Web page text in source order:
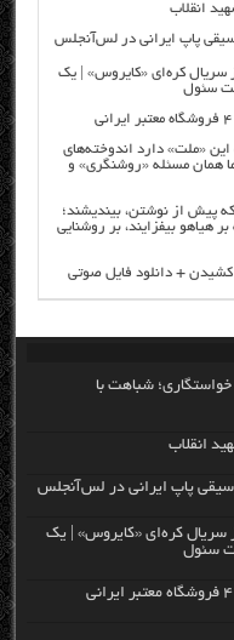
پاپ ایرانی در لس‌آنجلس
سریال کره‌ای «کایروس» | یک
سئول
«ملت» دارد اندوخته‌های
همان مسئله «روشنگری» و
پیش از نوشتن، بیندیشند؛
هیاهو بیفزایند، بر روشنایی
+ دانلود فایل صوتی
شباهت با
پاپ ایرانی در لس‌آنجلس
سریال کره‌ای «کایروس» | یک
سئول